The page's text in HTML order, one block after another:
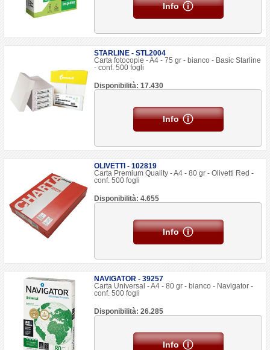
Info
STARLINE - STL2004
Carta fotocopie - A4 - 75 gr - bianco - Basic Starline
- conf. 500 fogli
Disponibilità: 17.430
Info
OLIVETTI - 102819
Carta Premium Quality - A4 - 80 gr - Olivetti Red -
conf. 500 fogli
Disponibilità: 4.655
Info
NAVIGATOR - 39257
Carta Universal - A4 - 80 gr - bianco - Navigator -
conf. 500 fogli
Disponibilità: 26.285
Info